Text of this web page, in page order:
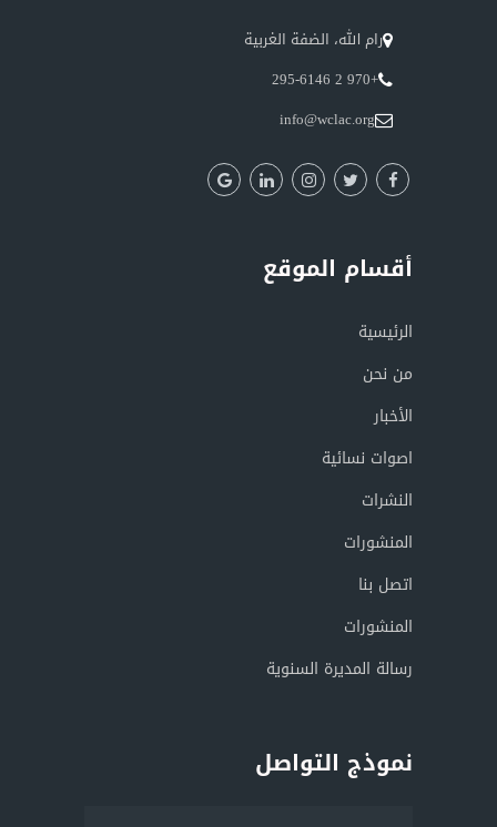
رام الله، الضفة الغربية
+970 2 295-6146
info@wclac.org
أقسام الموقع
الرئيسية
من نحن
الأخبار
اصوات نسائية
النشرات
المنشورات
اتصل بنا
المنشورات
رسالة المديرة السنوية
نموذج التواصل